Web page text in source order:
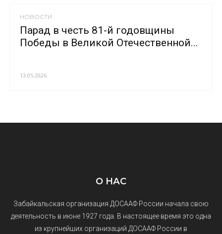
НОВОСТИ
Парад в честь 81-й годовщины
Победы в Великой Отечественной...
13.05.2026
О НАС
Забайкальская организация ДОСААФ России начала свою
деятельность в июне 1927 года. В настоящее время это одна
из крупнейших организаций ДОСААФ России в